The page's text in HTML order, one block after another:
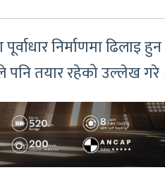
निर्माणमा ढिलाइ
पनि तयार रहेको उल्लेख गरे